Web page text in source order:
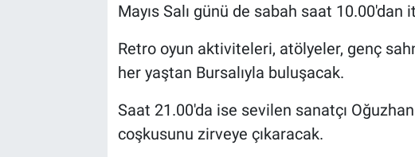
Mayıs Salı günü de sabah saat
Retro oyun aktiviteleri, atölyeler, genç
her yaştan Bursalıyla buluşacak.
Saat 21.00'da ise sevilen sanatçı
coşkusunu zirveye çıkaracak.